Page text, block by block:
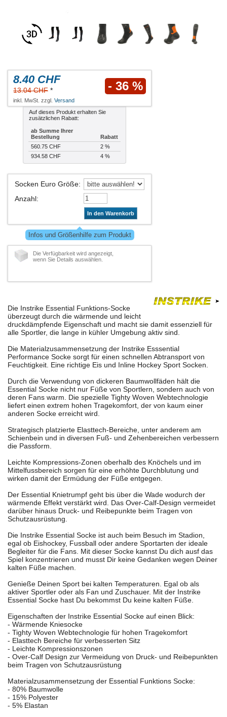
8.40 CHF
13.04 CHF * - 36 %
inkl. MwSt. zzgl. Versand
Auf dieses Produkt erhalten Sie
zusätzlichen Rabatt:
ab Summe Ihrer
Bestellung
Rabatt
560.75 CHF
2 %
934.58 CHF
4 %
Socken Euro Größe:
Anzahl:
In den Warenkorb
Infos und Größenhilfe zum Produkt
Die Verfügbarkeit wird angezeigt,
wenn Sie Details auswählen.
Die Instrike Essential Funktions-Socke
überzeugt durch die wärmende und leicht
druckdämpfende Eigenschaft und macht sie damit essenziell für
alle Sportler, die lange in kühler Umgebung aktiv sind.
Die Materialzusammensetzung der Instrike Esssential
Performance Socke sorgt für einen schnellen Abtransport von
Feuchtigkeit. Eine richtige Eis und Inline Hockey Sport Socken.
Durch die Verwendung von dickeren Baumwollfäden hält die
Essential Socke nicht nur Füße von Sportlern, sondern auch von
deren Fans warm. Die spezielle Tighty Woven Webtechnologie
liefert einen extrem hohen Tragekomfort, der von kaum einer
anderen Socke erreicht wird.
Strategisch platzierte Elasttech-Bereiche, unter anderem am
Schienbein und in diversen Fuß- und Zehenbereichen verbessern
die Passform.
Leichte Kompressions-Zonen oberhalb des Knöchels und im
Mittelfussbereich sorgen für eine erhöhte Durchblutung und
wirken damit der Ermüdung der Füße entgegen.
Der Essential Knietrumpf geht bis über die Wade wodurch der
wärmende Effekt verstärkt wird. Das Over-Calf-Design vermeidet
darüber hinaus Druck- und Reibepunkte beim Tragen von
Schutzausrüstung.
Die Instrike Essential Socke ist auch beim Besuch im Stadion,
egal ob Eishockey, Fussball oder andere Sportarten der ideale
Begleiter für die Fans. Mit dieser Socke kannst Du dich ausf das
Spiel konzentrieren und musst Dir keine Gedanken wegen Deiner
kalten Füße machen.
Genieße Deinen Sport bei kalten Temperaturen. Egal ob als
aktiver Sportler oder als Fan und Zuschauer. Mit der Instrike
Essential Socke hast Du bekommst Du keine kalten Füße.
Eigenschaften der Instrike Essential Socke auf einen Blick:
- Wärmende Kniesocke
- Tighty Woven Webtechnologie für hohen Tragekomfort
- Elasttech Bereiche für verbesserten Sitz
- Leichte Kompressionszonen
- Over-Calf Design zur Vermeidung von Druck- und Reibepunkten
beim Tragen von Schutzausrüstung
Materialzusammensetzung der Essential Funktions Socke:
- 80% Baumwolle
- 15% Polyester
- 5% Elastan